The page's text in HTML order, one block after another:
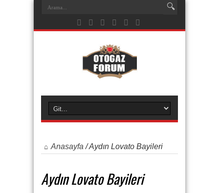
Anasayfa /Aydın Lovato Bayileri
Aydın Lovato Bayileri